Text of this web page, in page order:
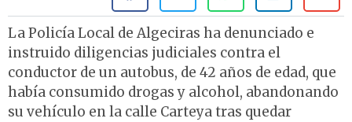
La Policía Local de Algeciras ha denunciado e
instruido diligencias judiciales contra el
conductor de un autobus, de 42 años de edad, que
había consumido drogas y alcohol, abandonando
su vehículo en la calle Carteya tras quedar